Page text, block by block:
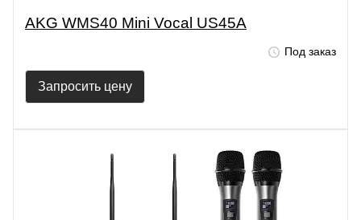
AKG WMS40 Mini Vocal US45A
Под заказ
Запросить цену